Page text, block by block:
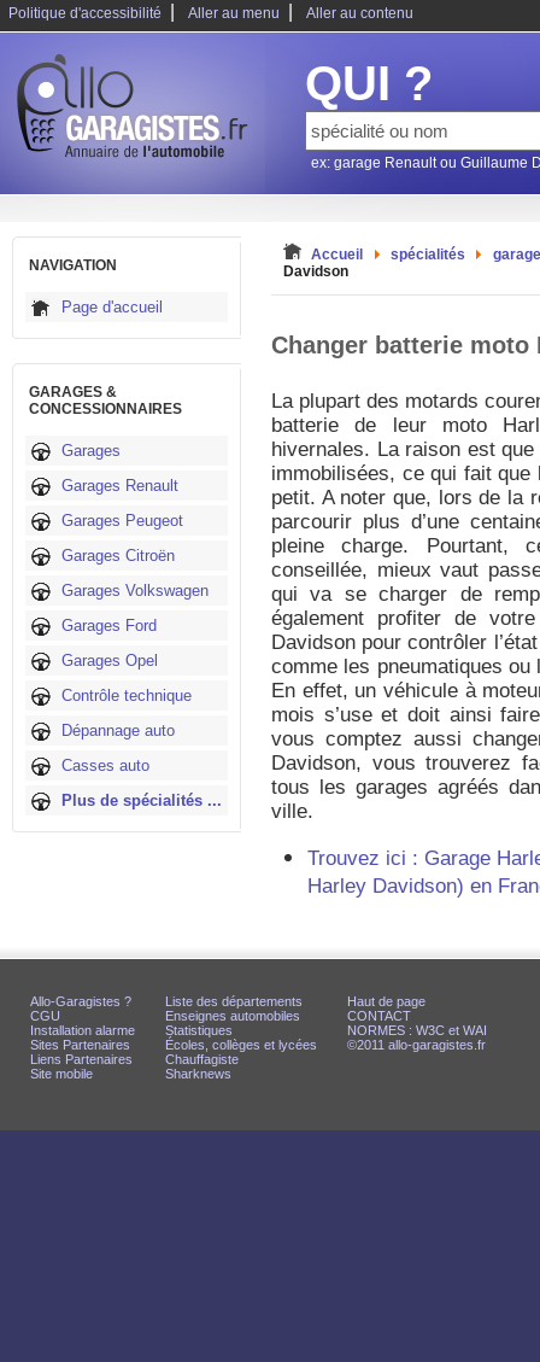
Politique d'accessibilité Aller au menu Aller au contenu
QUI ?
ex: garage Renault ou Guillaume
NAVIGATION
Page d'accueil
GARAGES &
CONCESSIONNAIRES
Garages
Garages Renault
Garages Peugeot
Garages Citroën
Garages Volkswagen
Garages Ford
Garages Opel
Contrôle technique
Dépannage auto
Casses auto
Plus de spécialités ...
Accueil spécialités
Davidson
Changer batterie moto
La plupart des motards
batterie de leur moto
hivernales. La raison est
immobilisées, ce qui fait
petit. A noter que, lors de la
parcourir plus d’une
pleine charge. Pourtant,
conseillée, mieux vaut
qui va se charger de
également profiter de
Davidson pour contrôler
comme les pneumatiques
En effet, un véhicule à
mois s’use et doit ainsi
vous comptez aussi
Davidson, vous trouverez
tous les garages agréés
ville.
Trouvez ici : Garage
Harley Davidson) en
Allo-Garagistes ?
CGU
Installation alarme
Sites Partenaires
Liens Partenaires
Site mobile
Liste des départements
Enseignes automobiles
Statistiques
Écoles, collèges et lycées
Chauffagiste
Sharknews
Haut de page
CONTACT
NORMES : W3C et WAI
©2011 allo-garagistes.fr